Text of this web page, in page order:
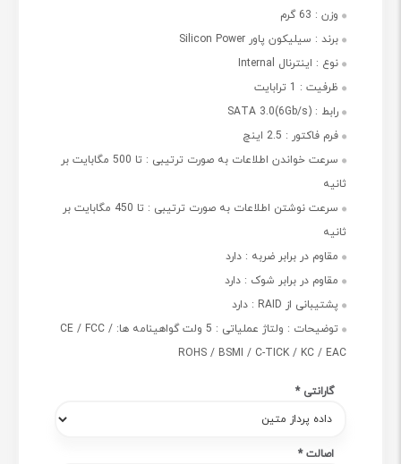
وزن : 63 گرم
برند : سیلیکون پاور Silicon Power
نوع : اینترنال Internal
ظرفیت : 1 ترابایت
رابط : SATA 3.0(6Gb/s)
فرم فاکتور : 2.5 اینچ
سرعت خواندن اطلاعات به صورت ترتیبی :
تا 500 مگابایت بر
ثانیه
سرعت نوشتن اطلاعات به صورت ترتیبی :
تا 450 مگابایت بر
ثانیه
مقاوم در برابر ضربه : دارد
مقاوم در برابر شوک : دارد
پشتیبانی از RAID :
دارد
توضیحات :
ولتاژ عملیاتی : 5 ولت گواهینامه ها: CE / FCC /
ROHS / BSMI / C-TICK / KC / EAC
گارانتی*
اصالت*